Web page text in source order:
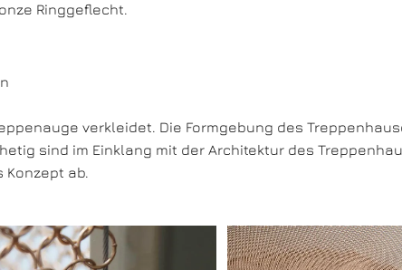
Ringgeflecht.
verkleidet. Die Formgebung des
sind im Einklang mit der Architektur des
ab.